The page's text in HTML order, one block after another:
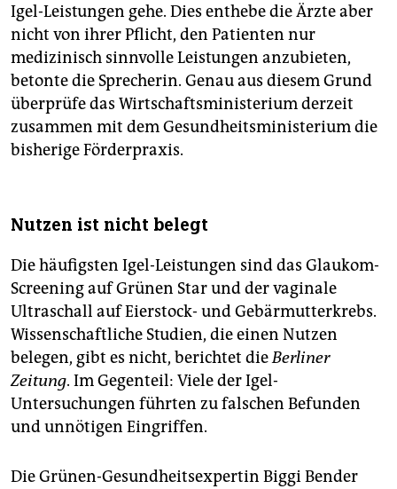
Igel-Leistungen gehe. Dies enthebe die Ärzte aber
nicht von ihrer Pflicht, den Patienten nur
medizinisch sinnvolle Leistungen anzubieten,
betonte die Sprecherin. Genau aus diesem Grund
überprüfe das Wirtschaftsministerium derzeit
zusammen mit dem Gesundheitsministerium die
bisherige Förderpraxis.
Nutzen ist nicht belegt
Die häufigsten Igel-Leistungen sind das Glaukom-
Screening auf Grünen Star und der vaginale
Ultraschall auf Eierstock- und Gebärmutterkrebs.
Wissenschaftliche Studien, die einen Nutzen
belegen, gibt es nicht, berichtet dieBerliner
Zeitung. Im Gegenteil: Viele der Igel-
Untersuchungen führten zu falschen Befunden
und unnötigen Eingriffen.
Die Grünen-Gesundheitsexpertin Biggi Bender